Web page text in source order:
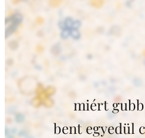
miért
bent egyedül